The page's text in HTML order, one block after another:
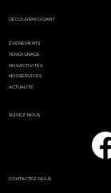
DÉCOUVRIR GIGAFIT
ÉVÉNEMENTS
TÉMOIGNAGE
NOS ACTIVITÉS
NOS SERVICES
ACTUALITÉ
CONTACTEZ-NOUS
SUIVEZ-NOUS